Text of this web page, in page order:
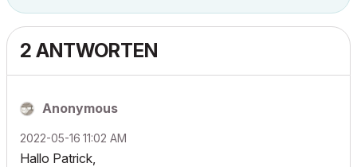
2 ANTWORTEN
Anonymous
‎2022-05-16 11:02 AM
Hallo Patrick,